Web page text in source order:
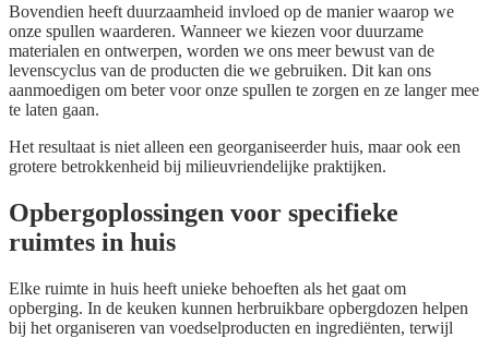
Bovendien heeft duurzaamheid invloed op de manier waarop we
onze spullen waarderen. Wanneer we kiezen voor duurzame
materialen en ontwerpen, worden we ons meer bewust van de
levenscyclus van de producten die we gebruiken. Dit kan ons
aanmoedigen om beter voor onze spullen te zorgen en ze langer mee
te laten gaan.
Het resultaat is niet alleen een georganiseerder huis, maar ook een
grotere betrokkenheid bij milieuvriendelijke praktijken.
Opbergoplossingen voor specifieke
ruimtes in huis
Elke ruimte in huis heeft unieke behoeften als het gaat om
opberging. In de keuken kunnen herbruikbare opbergdozen helpen
bij het organiseren van voedselproducten en ingrediënten, terwijl